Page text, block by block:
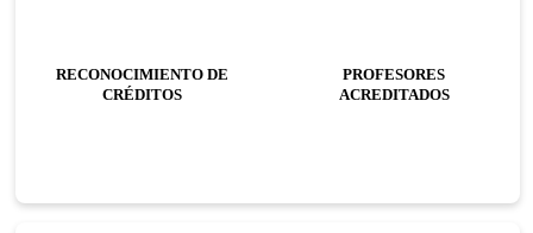
RECONOCIMIENTO DE
CRÉDITOS
PROFESORES
ACREDITADOS